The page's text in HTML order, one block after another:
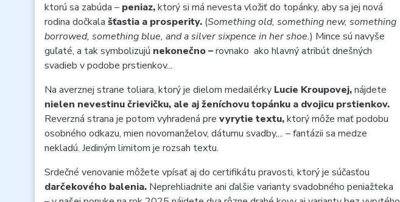
ktorú sa zabúda – peniaz,ktorý si má nevesta vložiť do topánky, aby sa jej nová
rodina dočkala šťastia a prosperity. (Something old, something new, something
borrowed, something blue, and a silver sixpence in her shoe.) Mince sú navyše
guľaté, a tak symbolizujú nekonečno –rovnako ako hlavný atribút dnešných
svadieb v podobe prstienkov...
Na averznej strane toliara, ktorý je dielom medailérky Lucie Kroupovej,nájdete
nielen nevestinu črievičku, ale aj ženíchovu topánku a dvojicu prstienkov.
Reverzná strana je potom vyhradená pre vyrytie textu,ktorý môže mať podobu
osobného odkazu, mien novomanželov, dátumu svadby,... – fantázii sa medze
nekladú. Jediným limitom je rozsah textu.
Srdečné venovanie môžete vpísať aj do certifikátu pravosti, ktorý je súčasťou
darčekového balenia. Neprehliadnite ani ďalšie varianty svadobného peniažteka